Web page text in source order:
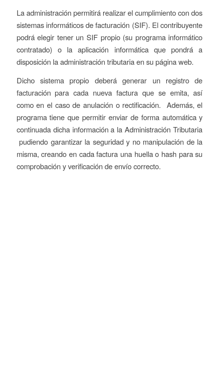
La administración permitirá realizar el cumplimiento con dos
sistemas informáticos de facturación (SIF). El contribuyente
podrá elegir tener un SIF propio (su programa informático
contratado) o la aplicación informática que pondrá a
disposición la administración tributaria en su página web.
Dicho sistema propio deberá generar un registro de
facturación para cada nueva factura que se emita, así
como en el caso de anulación o rectificación. Además, el
programa tiene que permitir enviar de forma automática y
continuada dicha información a la Administración Tributaria
pudiendo garantizar la seguridad y no manipulación de la
misma, creando en cada factura una huella o hash para su
comprobación y verificación de envío correcto.